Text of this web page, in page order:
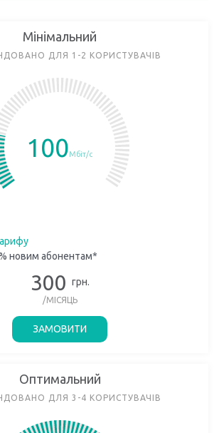
Мінімальний
ДЛЯ 1-2 КОРИСТУВАЧІВ
100Мбіт/с
новим абонентам*
300 грн.
/МІСЯЦЬ
ЗАМОВИТИ
Оптимальний
ДЛЯ 3-4 КОРИСТУВАЧІВ